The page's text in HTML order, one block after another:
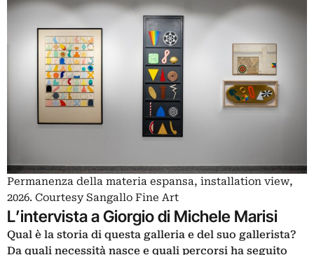
Permanenza della materia espansa, installation view,
2026. Courtesy Sangallo Fine Art
L’intervista a Giorgio di Michele Marisi
Qual è la storia di questa galleria e del suo gallerista?
Da quali necessità nasce e quali percorsi ha seguito